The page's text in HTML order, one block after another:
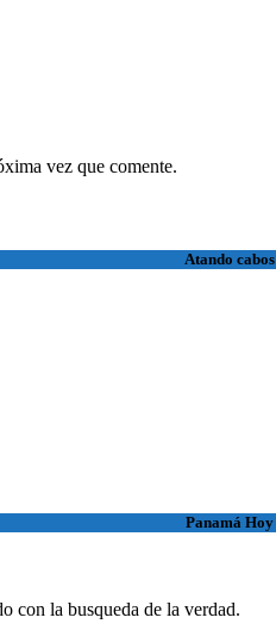
vez que comente.
Atando cabos
Panamá Hoy
con la busqueda de la verdad.